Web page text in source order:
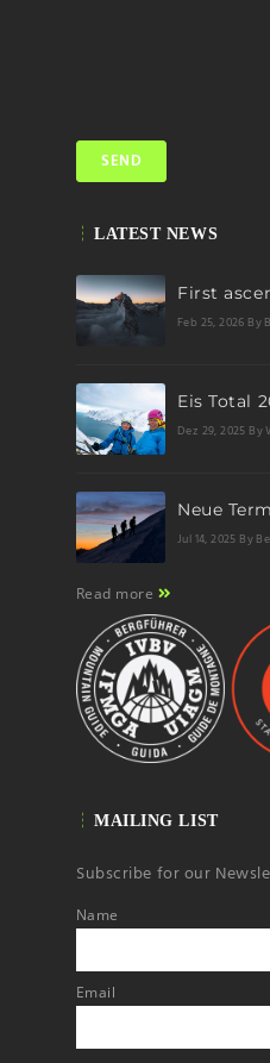
LATEST NEWS
First
Feb 25, 2026 By
Dez 29, 2025 By
Jul 14, 2025 By
Read more
MAILING LIST
Subscribe for our
Name
Email